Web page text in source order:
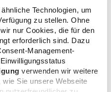
Technologien, um
zu stellen. Ohne
nur Cookies, die für den
erforderlich sind. Dazu
Management-
verwenden wir weitere
Sie unsere Webseite